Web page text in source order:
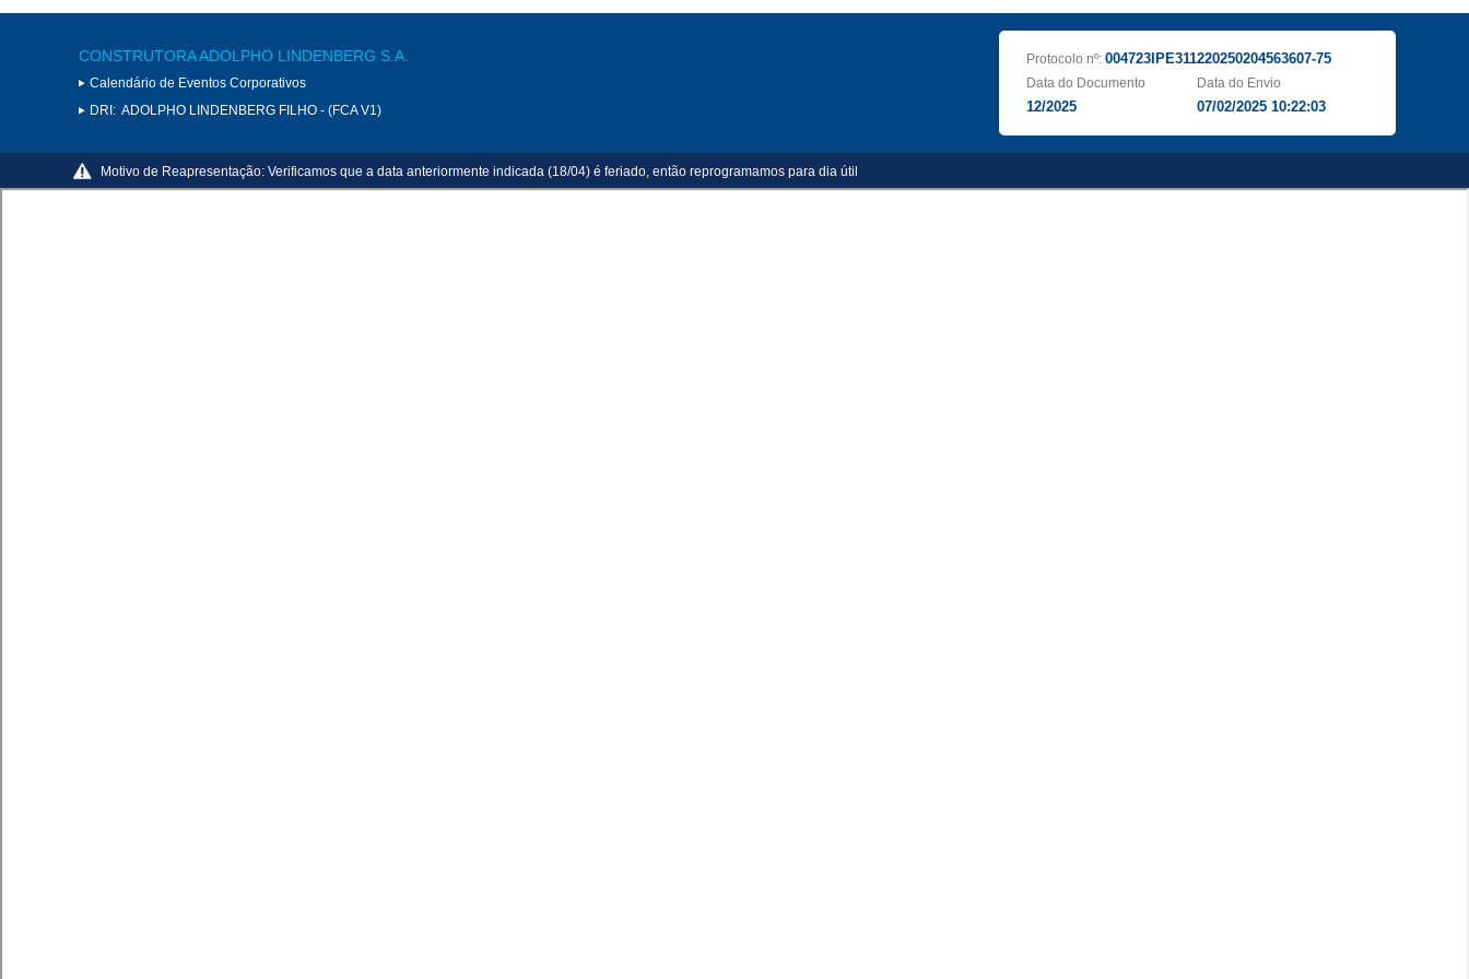
CONSTRUTORA ADOLPHO LINDENBERG S.A.
Calendário de Eventos Corporativos
DRI: ADOLPHO LINDENBERG FILHO - (FCA V1)
Protocolo nº: 004723IPE311220250204563607-75
Data do Documento
12/2025
Data do Envio
07/02/2025 10:22:03
Motivo de Reapresentação: Verificamos que a data anteriormente indicada (18/04) é feriado, então reprogramamos para dia útil